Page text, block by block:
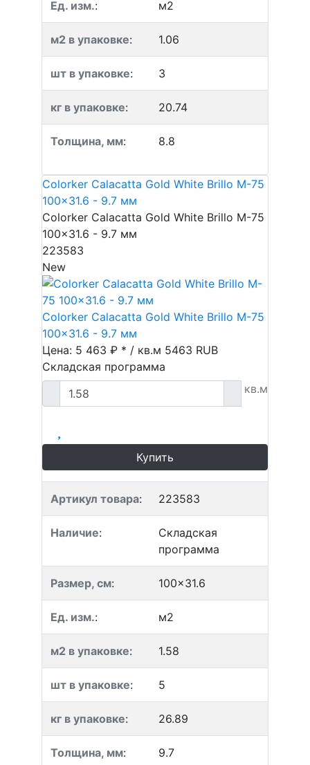
Ед. изм.: м2
м2 в упаковке: 1.06
шт в упаковке: 3
кг в упаковке: 20.74
Толщина, мм: 8.8
Colorker Calacatta Gold White Brillo M-75
100x31.6 - 9.7 мм
Colorker Calacatta Gold White Brillo M-75
100x31.6 - 9.7 мм
223583
New
Colorker Calacatta Gold White Brillo M-75
100x31.6 - 9.7 мм
Цена: 5 463 ₽ * / кв.м 5463 RUB
Складская программа
кв.м
Купить
Артикул товара: 223583
Наличие:
Складская
программа
Размер, см: 100x31.6
Ед. изм.: м2
м2 в упаковке: 1.58
шт в упаковке: 5
кг в упаковке: 26.89
Толщина, мм: 9.7